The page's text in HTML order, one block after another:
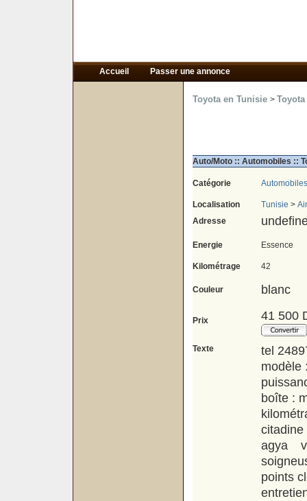
Accueil Passer une annonce
Toyota en Tunisie >
Auto/Moto :: Automobiles ::
Catégorie Automobiles
Localisation Tunisie >
Adresse
Energie Essence
Kilométrage 42
Couleur blanc
Prix 41 500
Texte
tel
modèle
boîte :
agya
points